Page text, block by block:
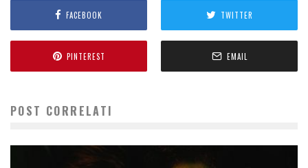
FACEBOOK TWITTER
PINTEREST EMAIL
POST CORRELATI